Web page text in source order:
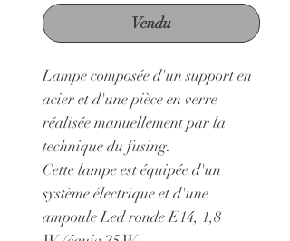
Vendu
Lampe composée d'un support en
acier et d'une pièce en verre
réalisée manuellement par la
technique du fusing.
Cette lampe est équipée d'un
système électrique et d'une
ampoule Led ronde E14, 1,8